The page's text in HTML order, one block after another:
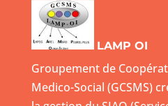
LAMP OI
Groupement de
Medico-Social (GCSMS)